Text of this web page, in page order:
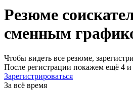
Резюме
сменным
Чтобы видеть все резюме,
После регистрации покажем ещё 4
Зарегистрироваться
За всё время